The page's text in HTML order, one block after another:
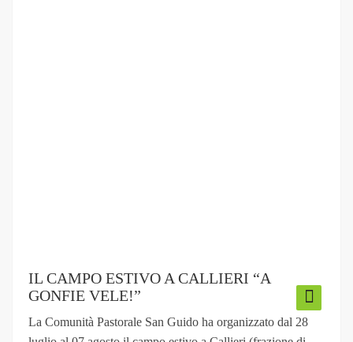
IL CAMPO ESTIVO A CALLIERI “A
GONFIE VELE!”
La Comunità Pastorale San Guido ha organizzato dal 28